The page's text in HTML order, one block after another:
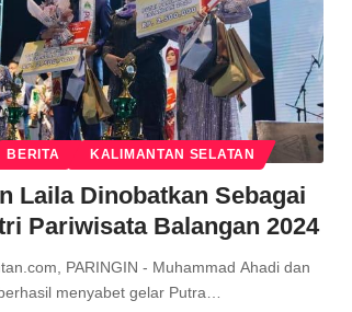
BERITA KALIMANTAN SELATAN
Laila Dinobatkan Sebagai
Pariwisata Balangan 2024
PARINGIN - Muhammad Ahadi dan
menyabet gelar Putra…